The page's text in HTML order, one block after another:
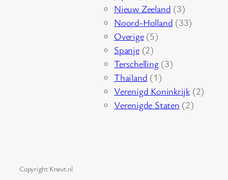
producten
Nieuw Zeeland 33
producten
Noord-Holland 3333
Overige 55
Spanje 22
producten
Terschelling 33
Thailand 11
product
Verenigd Koninkrijk 22
Verenigde Staten 22
Copyright Kneut.nl